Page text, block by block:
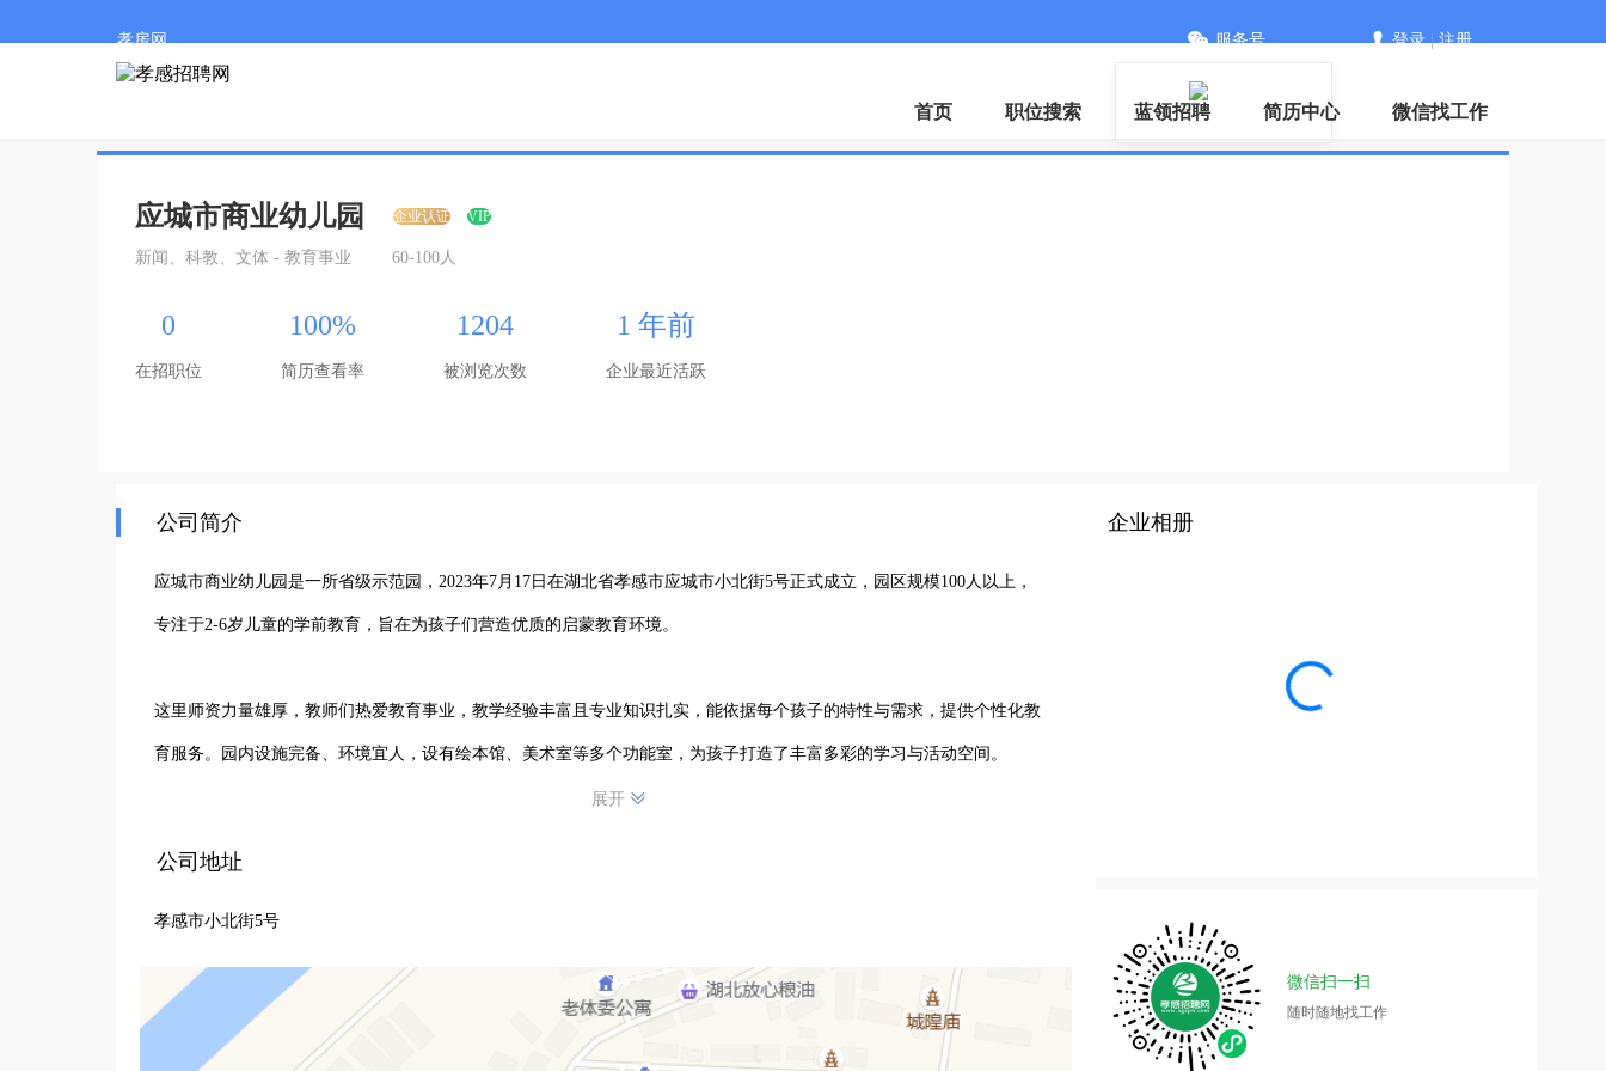
孝房网
微信
服务号 登录|注册
首页 职位搜索 蓝领招聘 简历中心 微信找工作
应城市商业幼儿园 企业认证 VIP
新闻、科教、文体 - 教育事业 60-100人
0
在招职位
100%
简历查看率
1204
被浏览次数
1 年前
企业最近活跃
公司简介
应城市商业幼儿园是一所省级示范园，2023年7月17日在湖北省孝感市应城市小北街5号正式成立，园区规模100人以上，
专注于2-6岁儿童的学前教育，旨在为孩子们营造优质的启蒙教育环境。
这里师资力量雄厚，教师们热爱教育事业，教学经验丰富且专业知识扎实，能依据每个孩子的特性与需求，提供个性化教
育服务。园内设施完备、环境宜人，设有绘本馆、美术室等多个功能室，为孩子打造了丰富多彩的学习与活动空间。
应城市商业幼儿园始终坚守“一切为了孩子”的办园宗旨，持续提升教育教学质量，全力打造受孩子们喜爱、家长信赖的优
质幼儿园，助力每一个孩子在这里开启美好的人生篇章，为孩子的未来奠定坚实基础。
展开
公司地址
孝感市小北街5号
企业相册
微信扫一扫
随时随地找工作